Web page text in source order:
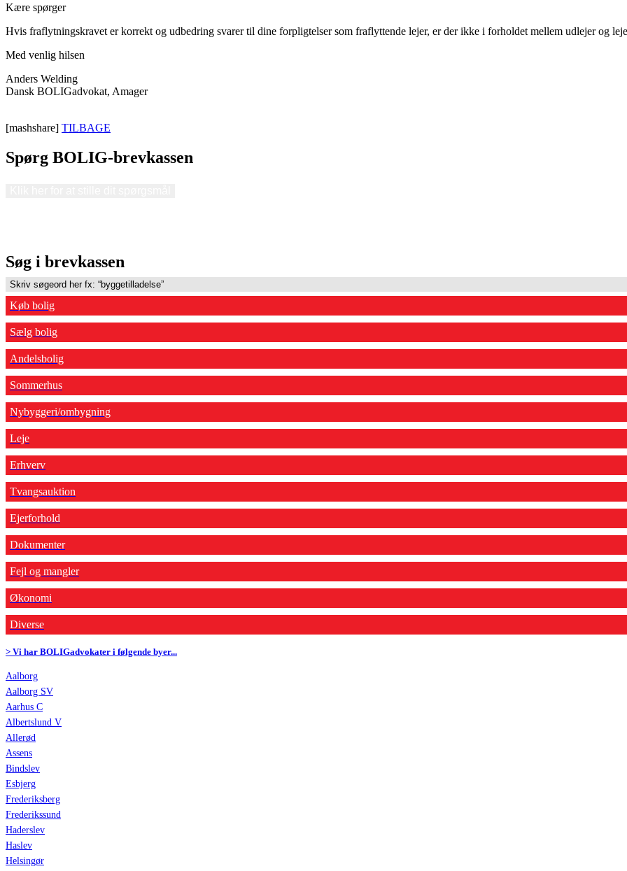
Kære spørger
Hvis fraflytningskravet er korrekt og udbedring svarer til dine forpligtelser som fraflyttende lejer, er der ikke i forholdet mellem udlejer og
Med venlig hilsen
Anders Welding
Dansk BOLIGadvokat, Amager
[mashshare] TILBAGE
Spørg BOLIG-brevkassen
Søg i brevkassen
Køb bolig
Sælg bolig
Andelsbolig
Sommerhus
Nybyggeri/ombygning
Leje
Erhverv
Tvangsauktion
Ejerforhold
Dokumenter
Fejl og mangler
Økonomi
Diverse
> Vi har BOLIGadvokater i følgende byer...
Aalborg
Aalborg SV
Aarhus C
Albertslund V
Allerød
Assens
Bindslev
Esbjerg
Frederiksberg
Frederikssund
Haderslev
Haslev
Helsingør